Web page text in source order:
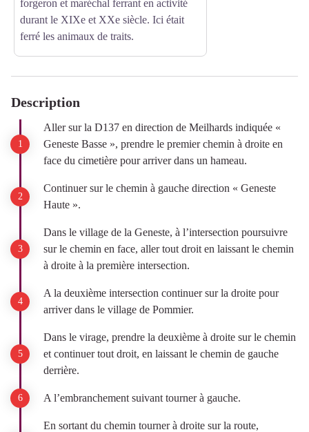
forgeron et maréchal ferrant en activité
durant le XIXe et XXe siècle. Ici était
ferré les animaux de traits.
Description
Aller sur la D137 en direction de Meilhards indiquée «
Geneste Basse », prendre le premier chemin à droite en
face du cimetière pour arriver dans un hameau.
Continuer sur le chemin à gauche direction « Geneste
Haute ».
Dans le village de la Geneste, à l’intersection poursuivre
sur le chemin en face, aller tout droit en laissant le chemin
à droite à la première intersection.
A la deuxième intersection continuer sur la droite pour
arriver dans le village de Pommier.
Dans le virage, prendre la deuxième à droite sur le chemin
et continuer tout droit, en laissant le chemin de gauche
derrière.
A l’embranchement suivant tourner à gauche.
En sortant du chemin tourner à droite sur la route,